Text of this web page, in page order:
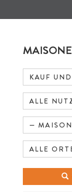
KAUF
ALLE
—
ALLE